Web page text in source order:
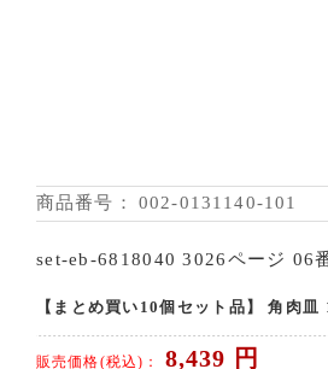
商品番号： 002-0131140-101
set-eb-6818040 3026ページ 06
【まとめ買い10個セット品】 角肉
販売価格(税込)： 8,439 円